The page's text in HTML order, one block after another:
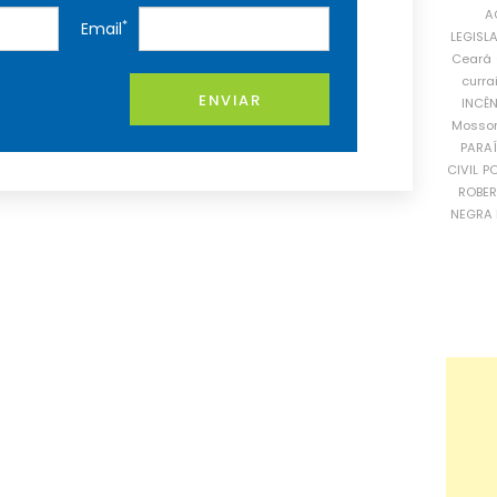
Email*
ENVIAR
Ceará
CIVIL
NEGRA